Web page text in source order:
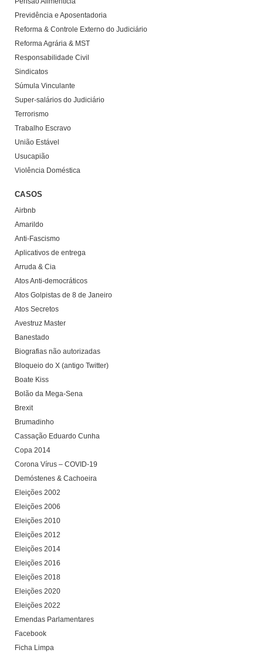
Previdência e Aposentadoria
Reforma & Controle Externo do Judiciário
Reforma Agrária & MST
Responsabilidade Civil
Sindicatos
Súmula Vinculante
Super-salários do Judiciário
Terrorismo
Trabalho Escravo
União Estável
Usucapião
Violência Doméstica
CASOS
Airbnb
Amarildo
Anti-Fascismo
Aplicativos de entrega
Arruda & Cia
Atos Anti-democráticos
Atos Golpistas de 8 de Janeiro
Atos Secretos
Avestruz Master
Banestado
Biografias não autorizadas
Bloqueio do X (antigo Twitter)
Boate Kiss
Bolão da Mega-Sena
Brexit
Brumadinho
Cassação Eduardo Cunha
Copa 2014
Corona Vírus – COVID-19
Demóstenes & Cachoeira
Eleições 2002
Eleições 2006
Eleições 2010
Eleições 2012
Eleições 2014
Eleições 2016
Eleições 2018
Eleições 2020
Eleições 2022
Emendas Parlamentares
Facebook
Ficha Limpa